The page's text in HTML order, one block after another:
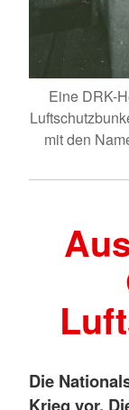
Eine DRK-
mit den
Die
Krieg vor.